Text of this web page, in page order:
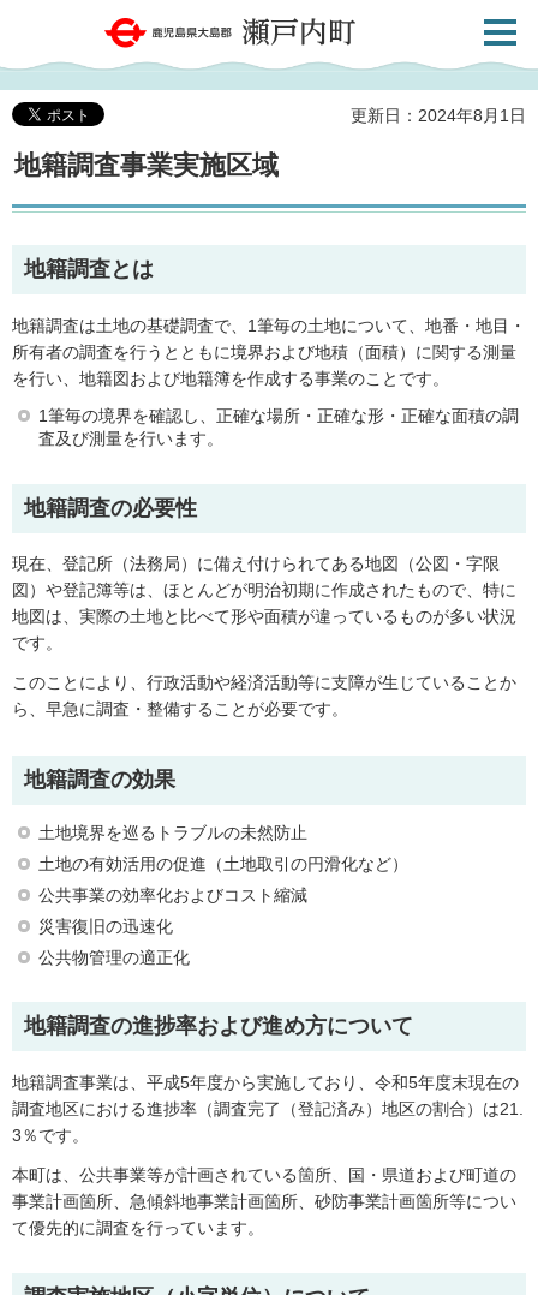
鹿児島県大島郡 瀬戸内町
共通メ
更新日：2024年8月1日
地籍調査事業実施区域
地籍調査とは
地籍調査は土地の基礎調査で、1筆毎の土地について、地番・地目・
所有者の調査を行うとともに境界および地積（面積）に関する測量
を行い、地籍図および地籍簿を作成する事業のことです。
1筆毎の境界を確認し、正確な場所・正確な形・正確な面積の調
査及び測量を行います。
地籍調査の必要性
現在、登記所（法務局）に備え付けられてある地図（公図・字限
図）や登記簿等は、ほとんどが明治初期に作成されたもので、特に
地図は、実際の土地と比べて形や面積が違っているものが多い状況
です。
このことにより、行政活動や経済活動等に支障が生じていることか
ら、早急に調査・整備することが必要です。
地籍調査の効果
土地境界を巡るトラブルの未然防止
土地の有効活用の促進（土地取引の円滑化など）
公共事業の効率化およびコスト縮減
災害復旧の迅速化
公共物管理の適正化
地籍調査の進捗率および進め方について
地籍調査事業は、平成5年度から実施しており、令和5年度末現在の
調査地区における進捗率（調査完了（登記済み）地区の割合）は21.
3％です。
本町は、公共事業等が計画されている箇所、国・県道および町道の
事業計画箇所、急傾斜地事業計画箇所、砂防事業計画箇所等につい
て優先的に調査を行っています。